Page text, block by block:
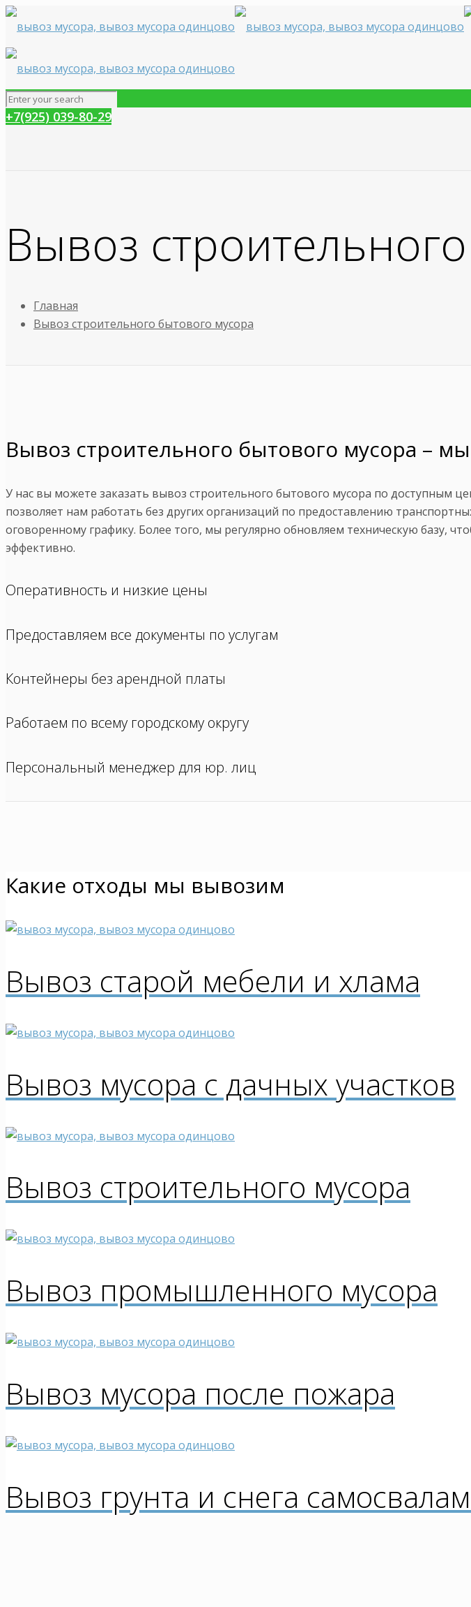
+7(925) 039-80-29
Вывоз
Главная
Вывоз строительного бытового мусора
Вывоз строительного бытового мусора –
У нас вы можете заказать вывоз строительного бытового мусора по доступным
позволяет нам работать без других организаций по предоставлению
оговоренному графику. Более того, мы регулярно обновляем техническую базу,
эффективно.
Оперативность и низкие цены
Предоставляем все документы по услугам
Контейнеры без арендной платы
Работаем по всему городскому округу
Персональный менеджер для юр. лиц
Какие отходы мы вывозим
Вывоз старой мебели и хлама
Вывоз мусора с дачных участков
Вывоз строительного мусора
Вывоз промышленного мусора
Вывоз мусора после пожара
Вывоз грунта и снега